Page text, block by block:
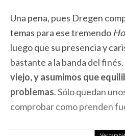
Una pena, pues Dregen
temas para ese tremendo
luego que su presencia y
bastante a la banda del
viejo, y asumimos que
problemas. Sólo quedan
comprobar como prenden